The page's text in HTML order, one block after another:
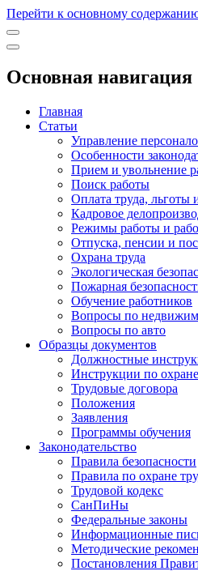
Перейти к основному
Основная навигация
Главная
Статьи
Управление
Особенности
Прием и увольнение
Поиск работы
Оплата труда, льготы
Кадровое
Режимы работы и
Отпуска, пенсии и
Охрана труда
Экологическая
Пожарная
Обучение работников
Вопросы по
Вопросы по авто
Образцы документов
Должностные
Инструкции по
Трудовые договора
Положения
Заявления
Программы обучения
Законодательство
Правила безопасности
Правила по охране
Трудовой кодекс
СанПиНы
Федеральные законы
Информационные
Методические
Постановления